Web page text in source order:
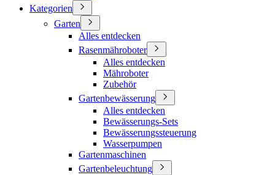
Kategorien
Garten
Alles entdecken
Rasenmähroboter
Alles entdecken
Mähroboter
Zubehör
Gartenbewässerung
Alles entdecken
Bewässerungs-Sets
Bewässerungssteuerung
Wasserpumpen
Gartenmaschinen
Gartenbeleuchtung